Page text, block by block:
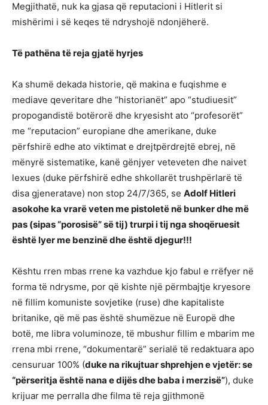
Megjithatë, nuk ka gjasa që reputacioni i Hitlerit si
mishërimi i së keqes të ndryshojë ndonjëherë.
Tëpathëna të reja gjatëhyrjes
Ka shumë dekada historie, që makina e fuqishme e
mediave qeveritare dhe “historianët” apo “studiuesit”
propogandistë botërorë dhe kryesisht ato “profesorët”
me “reputacion” europiane dhe amerikane, duke
përfshirë edhe ato viktimat e drejtpërdrejtë ebrej, në
mënyrë sistematike, kanë gënjyer veteveten dhe naivet
lexues (duke përfshirë edhe shkollarët trushpërlarë të
disa gjeneratave) non stop 24/7/365, se Adolf Hitleri
asokohe ka vrarë veten me pistoletë në bunker dhe më
pas (sipas “porosisë” së tij) trurpi i tij nga shoqëruesit
është lyer me benzinë dhe është djegur!!!
Kështu rren mbas rrene ka vazhdue kjo fabul e rrëfyer në
forma të ndrysme, por që kishte një përmbajtje kryesore
në fillim komuniste sovjetike (ruse) dhe kapitaliste
britanike, që më pas është shumëzue në Europë dhe
botë, me libra voluminoze, të mbushur fillim e mbarim me
rrena mbi rrene, “dokumentarë” serialë të redaktuara apo
censuruar 100% (duke na rikujtuar shprehjen e vjetër: se
“përseritja ështënana e dijës dhe baba i merzisë”), duke
krijuar me perralla dhe filma të reja gjithmonë